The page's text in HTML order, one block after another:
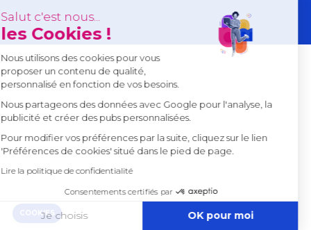
Salut c'est nous...
les Cookies !
Nous utilisons des cookies pour vous
proposer un contenu de qualité,
personnalisé en fonction de vos besoins.
Nous partageons des données avec Google pour l'analyse, la
publicité et créer des pubs personnalisées.
Pour modifier vos préférences par la suite, cliquez sur le lien
'Préférences de cookies' situé dans le pied de page.
Lire la politique de confidentialité
Consentements certifiés par
Je choisis OK pour moi
COOKIES